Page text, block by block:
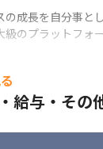
の成長を自分事と
のプラットフォ
とシステムの制
給与・その